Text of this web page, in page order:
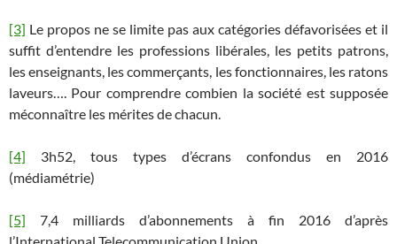
[3] Le propos ne se limite pas aux catégories défavorisées et il
suffit d’entendre les professions libérales, les petits patrons,
les enseignants, les commerçants, les fonctionnaires, les ratons
laveurs…. Pour comprendre combien la société est supposée
méconnaître les mérites de chacun.
[4] 3h52, tous types d’écrans confondus en 2016
(médiamétrie)
[5] 7,4 milliards d’abonnements à fin 2016 d’après